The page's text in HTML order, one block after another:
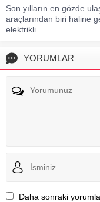
Son yılların en gözde
araçlarından biri haline
elektrikli...
YORUMLAR
Daha sonraki